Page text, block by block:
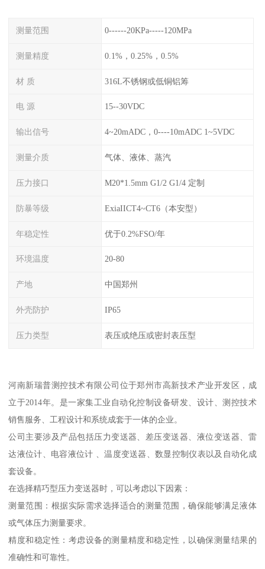
测量范围 0------20KPa-----120MPa
测量精度 0.1%，0.25%，0.5%
材 质 316L不锈钢或低铜铝筹
电 源 15--30VDC
输出信号 4~20mADC，0----10mADC 1~5VDC
测量介质 气体、液体、蒸汽
压力接口 M20*1.5mm G1/2 G1/4 定制
防暴等级 ExiaIICT4~CT6（本安型）
年稳定性 优于0.2%FSO/年
环境温度 20-80
产地 中国郑州
外壳防护 IP65
压力类型 表压或绝压或密封表压型
河南新瑞普测控技术有限公司位于郑州市高新技术产业开发区，成
立于2014年。是一家集工业自动化控制设备研发、设计、测控技术
销售服务、工程设计和系统成套于一体的企业。
公司主要涉及产品包括压力变送器、差压变送器、液位变送器、雷
达液位计、电容液位计 、温度变送器、数显控制仪表以及自动化成
套设备。
在选择精巧型压力变送器时，可以考虑以下因素：
测量范围：根据实际需求选择适合的测量范围，确保能够满足液体
或气体压力测量要求。
精度和稳定性：考虑设备的测量精度和稳定性，以确保测量结果的
准确性和可靠性。